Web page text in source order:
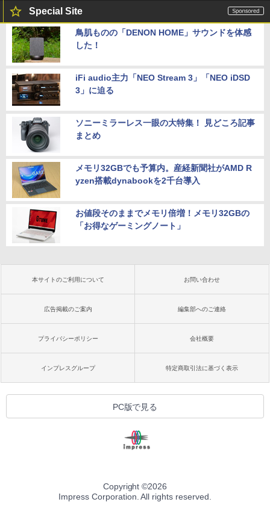
Special Site
鳥肌ものの「DENON HOME」サウンドを体感
した！
iFi audio主力「NEO Stream 3」「NEO iDSD
3」に迫る
ソニーミラーレス一眼の大特集！ 見どころ記事
まとめ
メモリ32GBでも予算内。産経新聞社がAMD R
yzen搭載dynabookを2千台導入
お値段そのままでメモリ倍増！メモリ32GBの
「お得なゲーミングノート」
本サイトのご利用について お問い合わせ
広告掲載のご案内 編集部へのご連絡
プライバシーポリシー 会社概要
インプレスグループ 特定商取引法に基づく表示
PC版で見る
Copyright ©2026
Impress Corporation. All rights reserved.